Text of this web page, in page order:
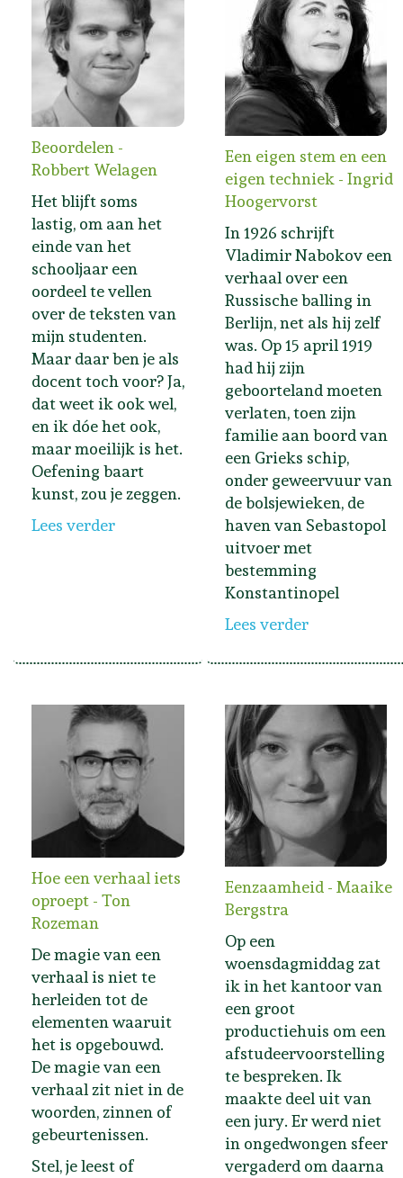
Beoordelen -
Robbert Welagen
Het blijft soms
lastig, om aan het
einde van het
schooljaar een
oordeel te vellen
over de teksten van
mijn studenten.
Maar daar ben je als
docent toch voor? Ja,
dat weet ik ook wel,
en ik dóe het ook,
maar moeilijk is het.
Oefening baart
kunst, zou je zeggen.
Lees verder
Een eigen stem en een
eigen techniek - Ingrid
Hoogervorst
In 1926 schrijft
Vladimir Nabokov een
verhaal over een
Russische balling in
Berlijn, net als hij zelf
was. Op 15 april 1919
had hij zijn
geboorteland moeten
verlaten, toen zijn
familie aan boord van
een Grieks schip,
onder geweervuur van
de bolsjewieken, de
haven van Sebastopol
uitvoer met
bestemming
Konstantinopel
Lees verder
Hoe een verhaal iets
oproept - Ton
Rozeman
De magie van een
verhaal is niet te
herleiden tot de
elementen waaruit
het is opgebouwd.
De magie van een
verhaal zit niet in de
woorden, zinnen of
gebeurtenissen.
Stel, je leest of
Eenzaamheid - Maaike
Bergstra
Op een
woensdagmiddag zat
ik in het kantoor van
een groot
productiehuis om een
afstudeervoorstelling
te bespreken. Ik
maakte deel uit van
een jury. Er werd niet
in ongedwongen sfeer
vergaderd om daarna